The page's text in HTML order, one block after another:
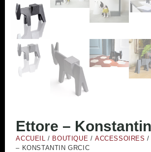
Ettore –
ACCUEIL / BOUTIQUE /ACCESSOIRES /
– KONSTANTIN GRCIC